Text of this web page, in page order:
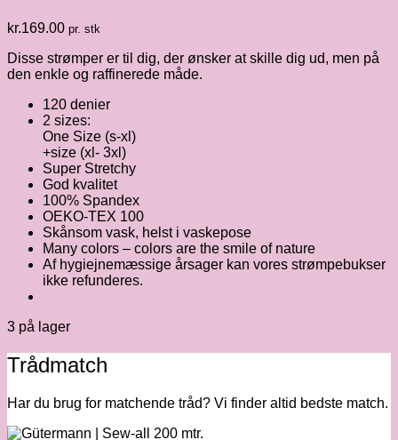
kr.169.00 pr. stk
Disse strømper er til dig, der ønsker at skille dig ud, men på
den enkle og raffinerede måde.
120 denier
2 sizes:
One Size (s-xl)
+size (xl- 3xl)
Super Stretchy
God kvalitet
100% Spandex
OEKO-TEX 100
Skånsom vask, helst i vaskepose
Many colors – colors are the smile of nature
Af hygiejnemæssige årsager kan vores strømpebukser
ikke refunderes.
3 på lager
Trådmatch
Har du brug for matchende tråd? Vi finder altid bedste match.